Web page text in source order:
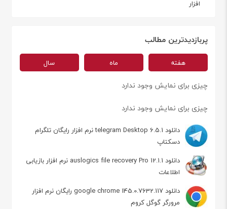
افزار
پربازدیدترین مطالب
هفته ماه سال
چیزی برای نمایش وجود ندارد
چیزی برای نمایش وجود ندارد
دانلود telegram Desktop 6.5.1 نرم افزار رایگان تلگرام
دسکتاپ
دانلود auslogics file recovery Pro 12.1.1 نرم افزار بازیابی
اطلاعات
دانلود google chrome 145.0.7632.117 رایگان نرم افزار
مرورگر گوگل کروم